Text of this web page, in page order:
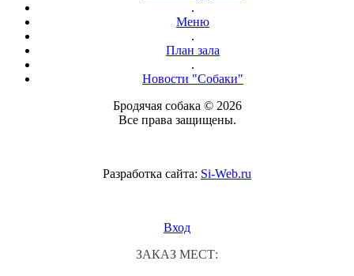
.
Меню
.
План зала
.
Новости "Собаки"
Бродячая собака © 2026
Все права защищены.
Разработка сайта: Si-Web.ru
Вход
ЗАКАЗ МЕСТ: